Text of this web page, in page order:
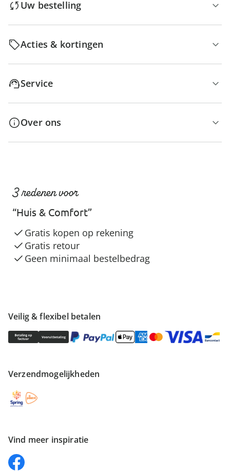
Uw bestelling
Acties & kortingen
Service
Over ons
Veilig & flexibel betalen
Verzendmogelijkheden
Vind meer inspiratie
3 redenen voor
“Huis & Comfort”
Gratis kopen op rekening
Gratis retour
Geen minimaal bestelbedrag